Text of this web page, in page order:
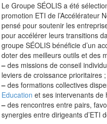
Le Groupe SÉOLIS a été
promotion ETI de l’Accélérateur
pensé pour soutenir les
pour accélérer leurs transitions
groupe SÉOLIS bénéficie d’un
doter des meilleurs outils et des
– des missions de conseil
leviers de croissance prioritaires ;
– des formations collectives
Education et ses intervenants de
– des rencontres entre pairs,
synergies entre dirigeants d’ETI